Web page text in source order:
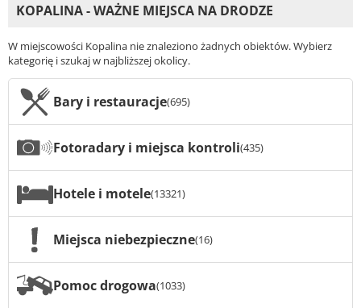
KOPALINA - WAŻNE MIEJSCA NA DRODZE
W miejscowości Kopalina nie znaleziono żadnych obiektów. Wybierz
kategorię i szukaj w najbliższej okolicy.
Bary i restauracje(695)
Fotoradary i miejsca kontroli(435)
Hotele i motele(13321)
Miejsca niebezpieczne(16)
Pomoc drogowa(1033)